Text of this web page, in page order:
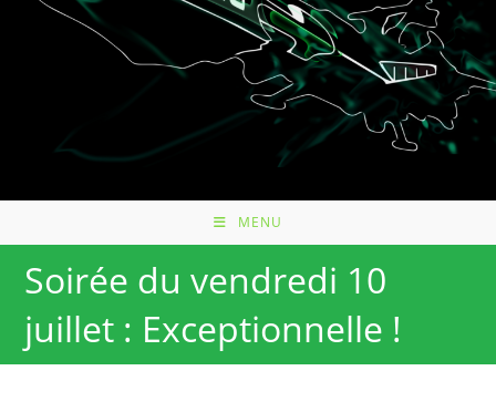
MENU
Soirée du vendredi 10
juillet : Exceptionnelle !